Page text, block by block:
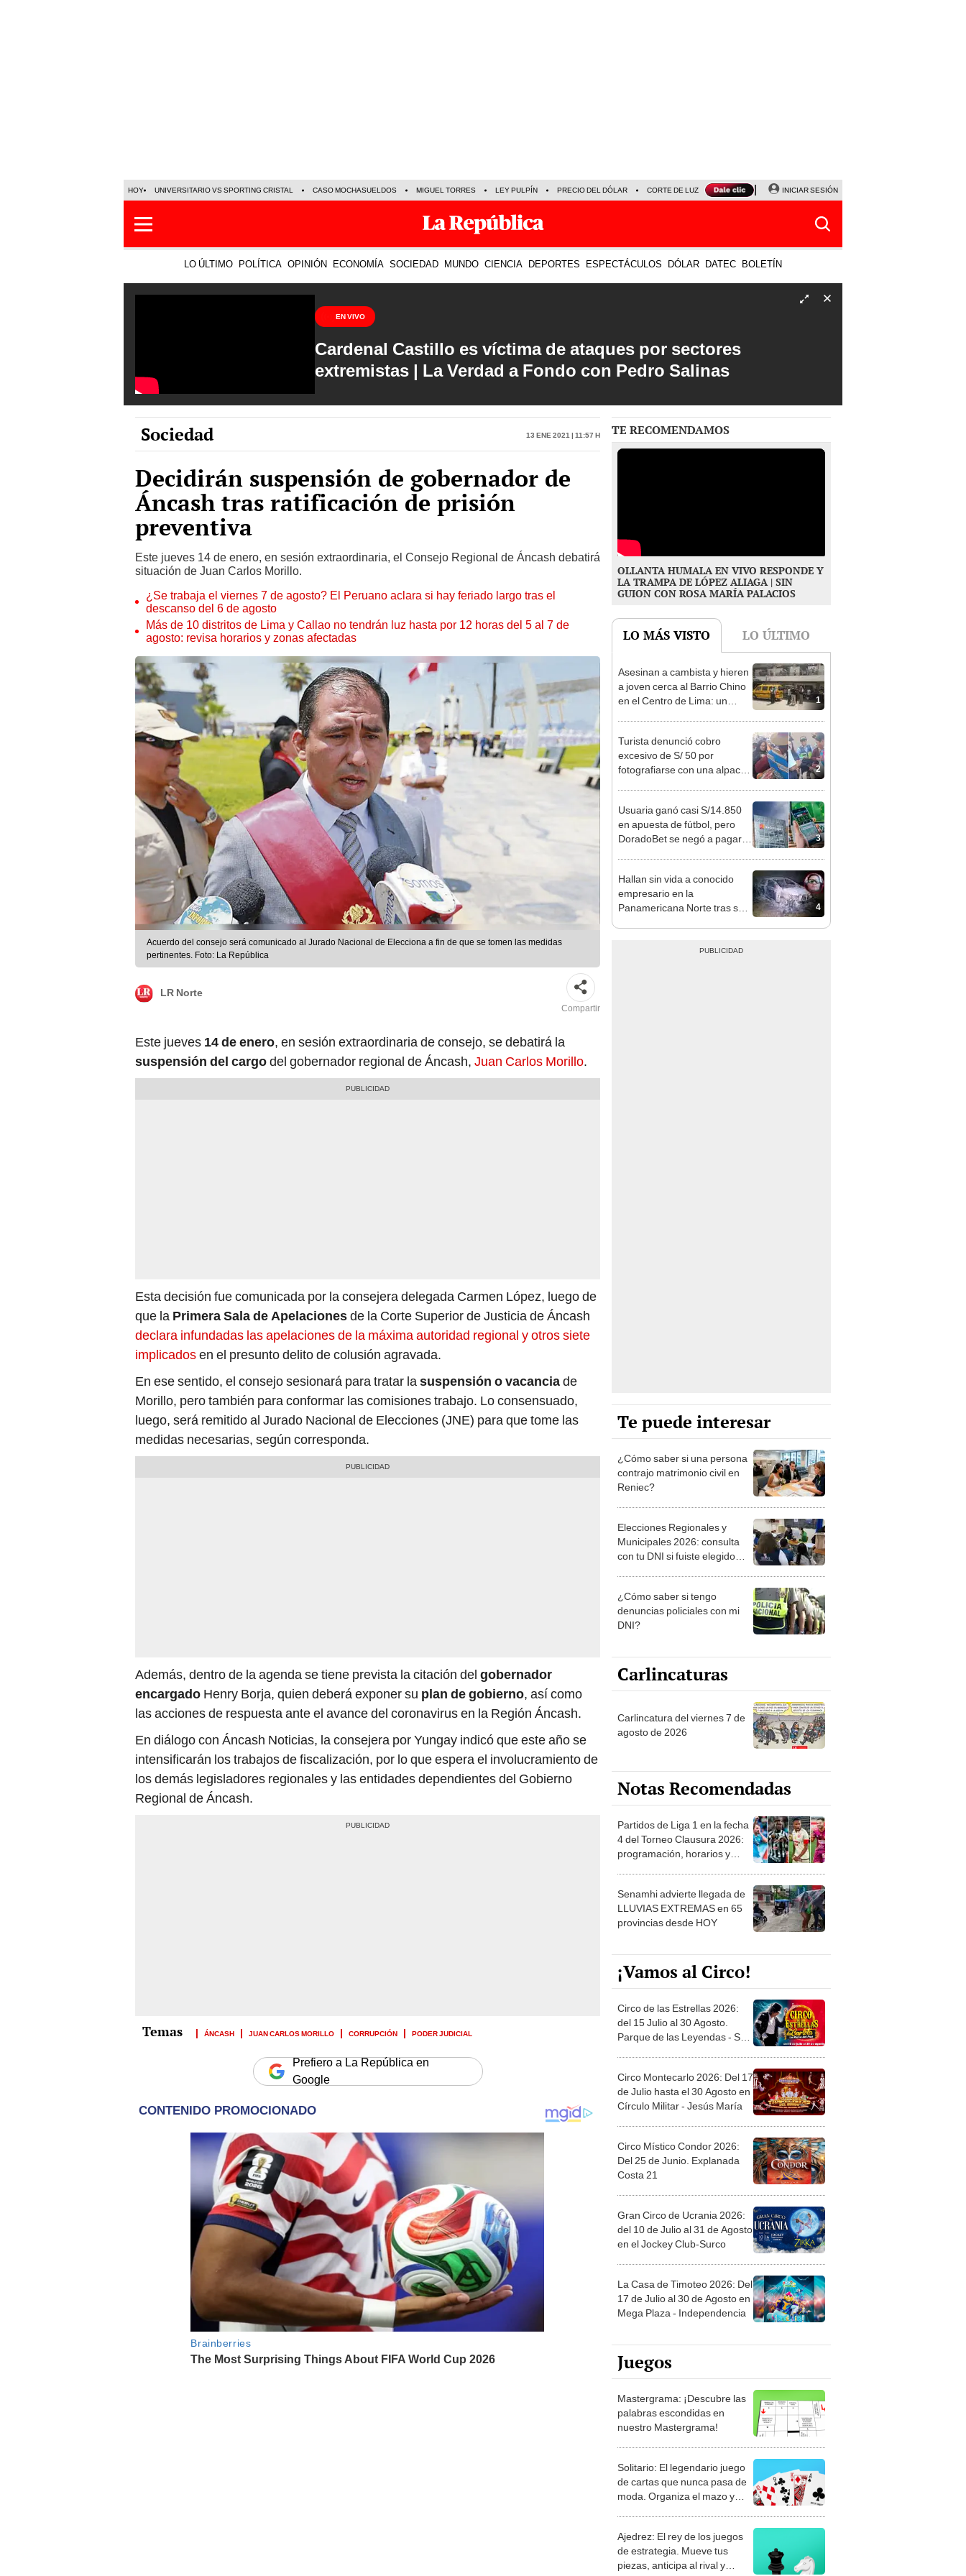
HOY UNIVERSITARIO VS SPORTING CRISTAL CASO MOCHASUELDOS MIGUEL TORRES LEY PULPÍN PRECIO DEL DÓLAR CORTE DE LUZ VIERNES 7 DE AGOSTO ALBERTO BENAVIDES
INICIAR SESIÓN
LO ÚLTIMO POLÍTICA OPINIÓN ECONOMÍA SOCIEDAD MUNDO CIENCIA DEPORTES ESPECTÁCULOS DÓLAR DATEC BOLETÍN
EN VIVO
Cardenal Castillo es víctima de ataques por sectores
extremistas | La Verdad a Fondo con Pedro Salinas
Sociedad 13 Ene 2021 | 11:57 h
Decidirán suspensión de gobernador de
Áncash tras ratificación de prisión
preventiva
Este jueves 14 de enero, en sesión extraordinaria, el Consejo Regional de Áncash debatirá
situación de Juan Carlos Morillo.
¿Se trabaja el viernes 7 de agosto? El Peruano aclara si hay feriado largo tras el
descanso del 6 de agosto
Más de 10 distritos de Lima y Callao no tendrán luz hasta por 12 horas del 5 al 7 de
agosto: revisa horarios y zonas afectadas
Acuerdo del consejo será comunicado al Jurado Nacional de Elecciona a fin de que se tomen las medidas
pertinentes. Foto: La República
LR Norte
Compartir
Este jueves 14 de enero, en sesión extraordinaria de consejo, se debatirá la
suspensión del cargodel gobernador regional de Áncash, Juan Carlos Morillo.
Esta decisión fue comunicada por la consejera delegada Carmen López, luego de
que la Primera Sala de Apelacionesde la Corte Superior de Justicia de Áncash
declara infundadas las apelaciones de la máxima autoridad regional y otros siete
implicadosen el presunto delito de colusión agravada.
En ese sentido, el consejo sesionará para tratar la suspensión o vacanciade
Morillo, pero también para conformar las comisiones trabajo. Lo consensuado,
luego, será remitido al Jurado Nacional de Elecciones (JNE) para que tome las
medidas necesarias, según corresponda.
Además, dentro de la agenda se tiene prevista la citación del gobernador
encargado Henry Borja, quien deberá exponer su plan de gobierno, así como
las acciones de respuesta ante el avance del coronavirus en la Región Áncash.
En diálogo con Áncash Noticias, la consejera por Yungay indicó que este año se
intensificarán los trabajos de fiscalización, por lo que espera el involucramiento de
los demás legisladores regionales y las entidades dependientes del Gobierno
Regional de Áncash.
ÁNCASH JUAN CARLOS MORILLO CORRUPCIÓN PODER JUDICIAL
Prefiero a La República en
Google
TE RECOMENDAMOS
OLLANTA HUMALA EN VIVO RESPONDE Y
LA TRAMPA DE LÓPEZ ALIAGA | SIN
GUION CON ROSA MARÍA PALACIOS
LO MÁS VISTO LO ÚLTIMO
1
Asesinan a cambista y hieren
a joven cerca al Barrio Chino
en el Centro de Lima: un
2
Turista denunció cobro
excesivo de S/ 50 por
fotografiarse con una alpaca
3
Usuaria ganó casi S/14.850
en apuesta de fútbol, pero
DoradoBet se negó a pagar:
4
Hallan sin vida a conocido
empresario en la
Panamericana Norte tras ser
Te puede interesar
¿Cómo saber si una persona
contrajo matrimonio civil en
Reniec?
Elecciones Regionales y
Municipales 2026: consulta
con tu DNI si fuiste elegido
la ONPE
¿Cómo saber si tengo
denuncias policiales con mi
DNI?
Carlincaturas
Carlincatura del viernes 7 de
agosto de 2026
Notas Recomendadas
Partidos de Liga 1 en la fecha
4 del Torneo Clausura 2026:
programación, horarios y
Senamhi advierte llegada de
LLUVIAS EXTREMAS en 65
provincias desde HOY
¡Vamos al Circo!
Circo de las Estrellas 2026:
del 15 Julio al 30 Agosto.
Parque de las Leyendas - San
Circo Montecarlo 2026: Del 17
de Julio hasta el 30 Agosto en
Círculo Militar - Jesús María
Circo Místico Condor 2026:
Del 25 de Junio. Explanada
Costa 21
Gran Circo de Ucrania 2026:
del 10 de Julio al 31 de Agosto
en el Jockey Club-Surco
La Casa de Timoteo 2026: Del
17 de Julio al 30 de Agosto en
Mega Plaza - Independencia
Juegos
Mastergrama: ¡Descubre las
palabras escondidas en
nuestro Mastergrama!
Solitario: El legendario juego
de cartas que nunca pasa de
moda. Organiza el mazo y
Ajedrez: El rey de los juegos
de estrategia. Mueve tus
piezas, anticipa al rival y